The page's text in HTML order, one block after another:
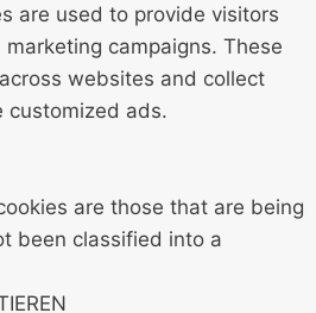
are used to provide visitors
campaigns. These
websites and collect
customized ads.
are those that are being
been classified into a